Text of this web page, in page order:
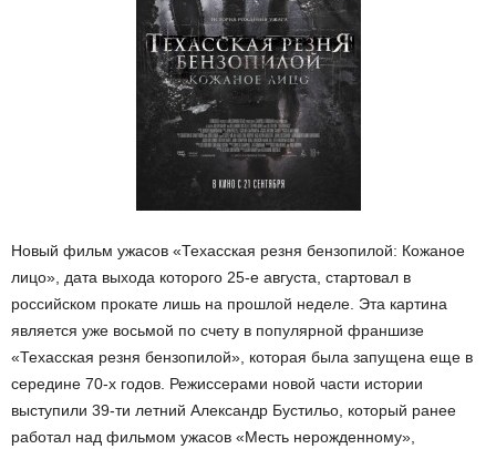
Новый фильм ужасов «Техасская резня бензопилой: Кожаное
лицо», дата выхода которого 25-е августа, стартовал в
российском прокате лишь на прошлой неделе. Эта картина
является уже восьмой по счету в популярной франшизе
«Техасская резня бензопилой», которая была запущена еще в
середине 70-х годов. Режиссерами новой части истории
выступили 39-ти летний Александр Бустильо, который ранее
работал над фильмом ужасов «Месть нерожденному»,